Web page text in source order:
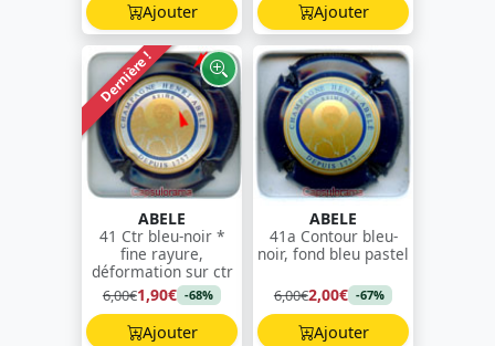
Ajouter Ajouter
Dernière !
ABELE
41 Ctr bleu-noir *
fine rayure,
déformation sur ctr
6,00€1,90€ -68%
Ajouter
ABELE
41a Contour bleu-
noir, fond bleu pastel
6,00€2,00€ -67%
Ajouter